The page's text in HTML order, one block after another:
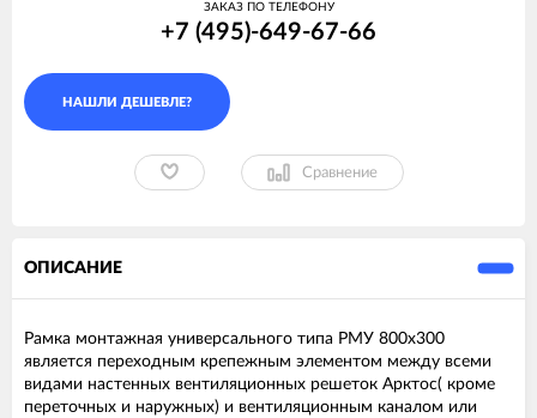
ЗАКАЗ ПО ТЕЛЕФОНУ
+7 (495)-649-67-66
Сравнение
ОПИСАНИЕ
Рамка монтажная универсального типа РМУ 800х300
является переходным крепежным элементом между всеми
видами настенных вентиляционных решеток Арктос( кроме
переточных и наружных) и вентиляционным каналом или